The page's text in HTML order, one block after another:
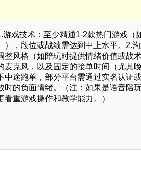
戏技术：至少精通1-2款热门游戏（
，段位或战绩需达到中上水平。2.沟
整风格（如陪玩时提供情绪价值或战
麦克风，以及固定的接单时间（尤其
中途跑单，部分平台需通过实名认证
时的负面情绪。（注：如果是语音陪
重游戏操作和教学能力。）